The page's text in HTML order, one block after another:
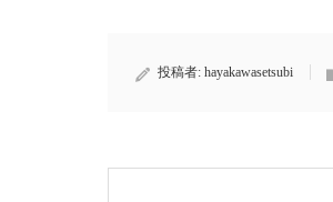
投稿者: hayakawasetsubi